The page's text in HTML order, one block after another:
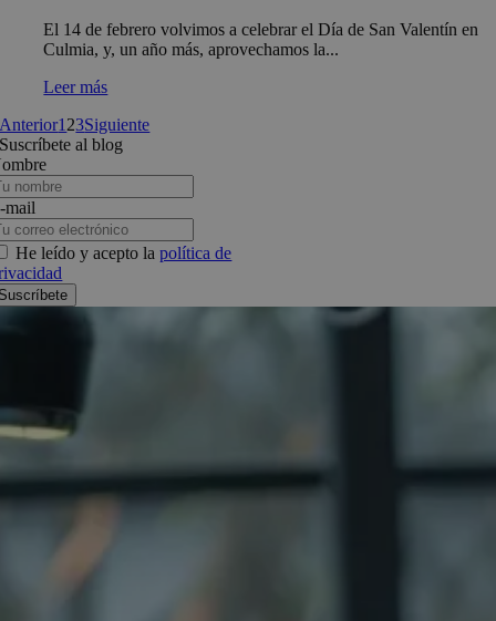
El 14 de febrero volvimos a celebrar el Día de San Valentín en
Culmia, y, un año más, aprovechamos la...
Leer más
Anterior1 23Siguiente
Suscríbete al blog
mail
He leído y acepto lapolítica de